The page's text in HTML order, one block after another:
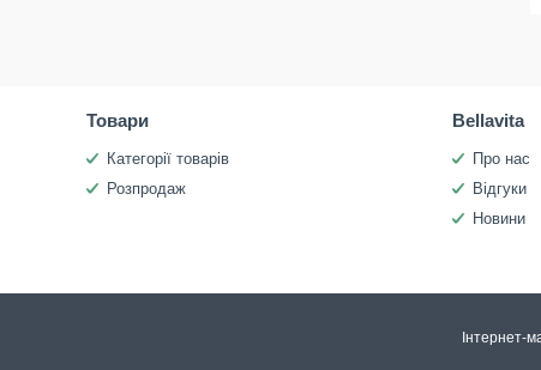
Товари
Категорії товарів
Розпродаж
Bellavita
Про нас
Відгуки
Новини